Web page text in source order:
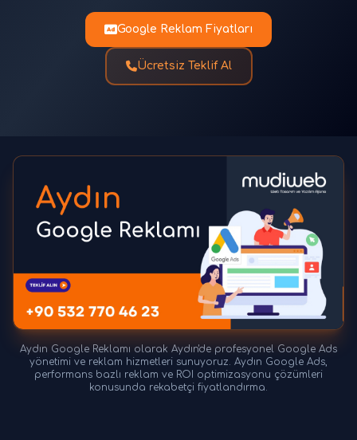
Google Reklam Fiyatları
Ücretsiz Teklif Al
Aydın Google Reklamı olarak Aydın'de profesyonel Google Ads
yönetimi ve reklam hizmetleri sunuyoruz. Aydın Google Ads,
performans bazlı reklam ve ROI optimizasyonu çözümleri
konusunda rekabetçi fiyatlandırma.